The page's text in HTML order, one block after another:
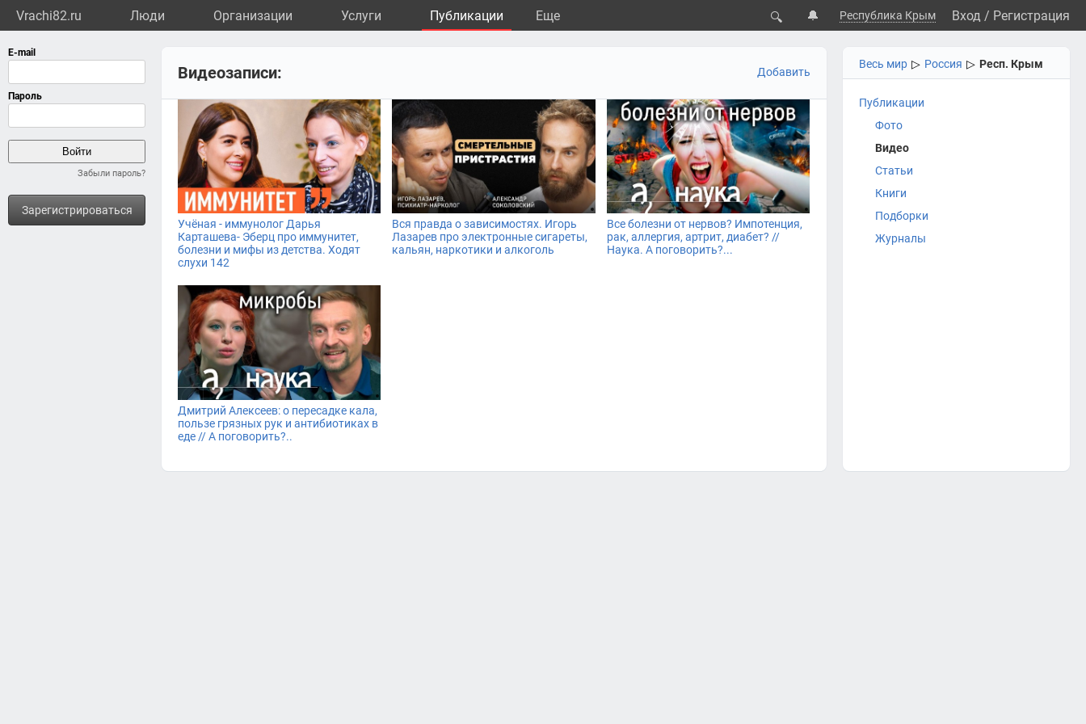
Vrachi82.ru Люди Организации Услуги Публикации Eще 🔍 🔔 Республика Крым Вход / Регистрация
Забыли пароль?
Зарегистрироваться
Весь мир ▷ Россия ▷ Респ. Крым
Публикации
Фото
Видео
Статьи
Книги
Подборки
Журналы
Видеозаписи: Добавить
Учёная - иммунолог Дарья
Карташева- Эберц про иммунитет,
болезни и мифы из детства. Ходят
слухи 142
Вся правда о зависимостях. Игорь
Лазарев про электронные сигареты,
кальян, наркотики и алкоголь
Все болезни от нервов? Импотенция,
рак, аллергия, артрит, диабет? //
Наука. А поговорить?...
Дмитрий Алексеев: о пересадке кала,
пользе грязных рук и антибиотиках в
еде // А поговорить?..